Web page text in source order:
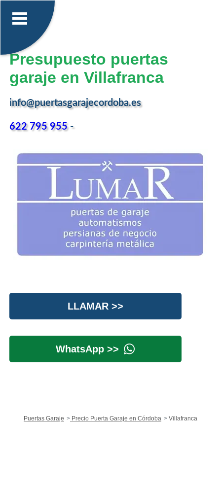
Presupuesto puertas
garaje en Villafranca
info@puertasgarajecordoba.es
622 795 955-
LLAMAR >>
WhatsApp >>
Puertas Garaje Precio Puerta Garaje en Córdoba Villafranca